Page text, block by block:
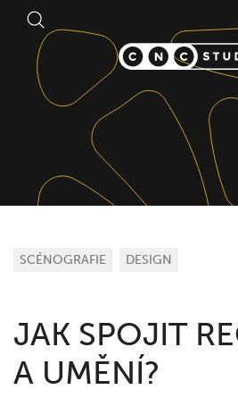
SCÉNOGRAFIE DESIGN
JAK SPOJIT
A UMĚNÍ?